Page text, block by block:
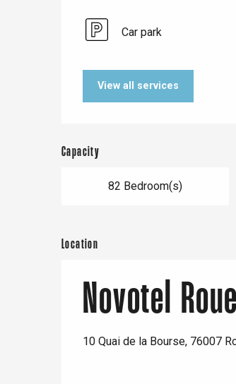
Car park
View all services
Capacity
82 Bedroom(s)
Location
Novotel
10 Quai de la Bourse, 76007